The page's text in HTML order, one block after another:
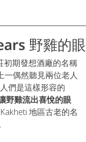
野雞的
初期發想酒廠的名稱
一偶然聽見兩位老人
們是這樣形容的
野雞流出喜悅的眼
地區古老的名